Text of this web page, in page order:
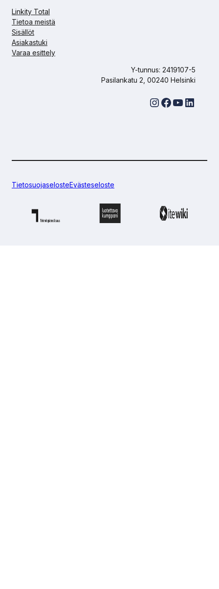
Linkity Total
Tietoa meistä
Sisällöt
Asiakastuki
Varaa esittely
Y-tunnus: 2419107-5
Pasilankatu 2, 00240 Helsinki
InstagramFacebook YouTube LinkedIn
TietosuojaselosteEvästeseloste